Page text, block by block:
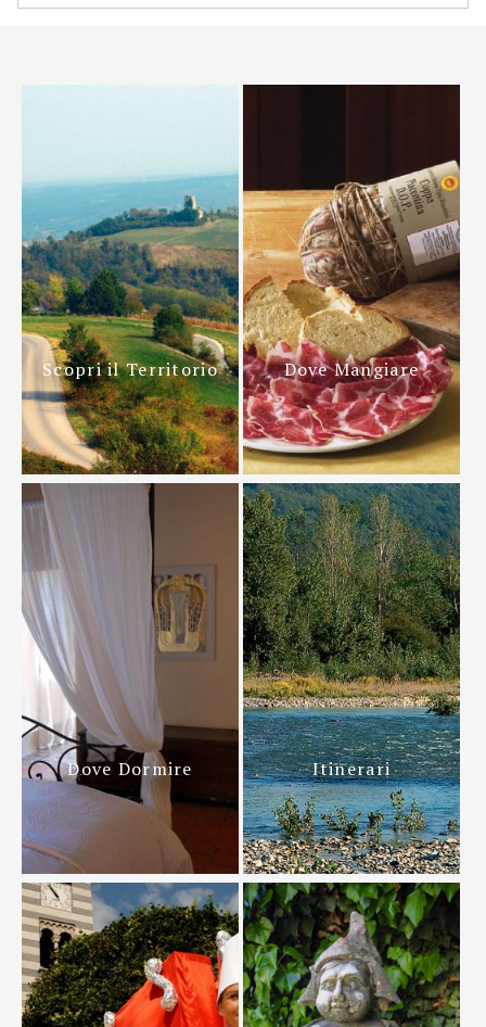
Scopri il Territorio Dove Mangiare
Dove Dormire Itinerari